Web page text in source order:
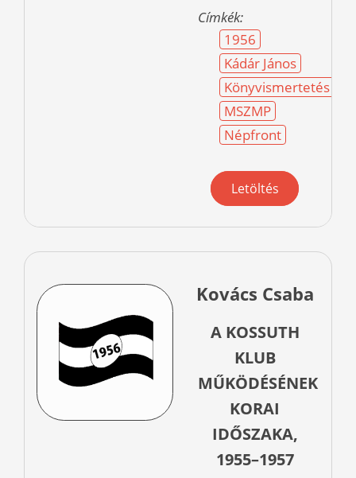
Címkék:
1956
Kádár János
Könyvismertetés
MSZMP
Népfront
Letöltés
Kovács Csaba
A KOSSUTH
KLUB
MŰKÖDÉSÉNEK
KORAI
IDŐSZAKA,
1955–1957